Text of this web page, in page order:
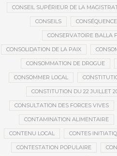
CONSEIL SUPÉRIEUR DE LA
CONSEILS
CONSERVATOIRE BALLA
CONSOLIDATION DE LA PAIX
CONSOMMATION DE DROGUE
CONSOMMER LOCAL
CONSTITUTION DU 22 JUILLET
CONSULTATION DES FORCES VIVES
CONTAMINATION ALIMENTAIRE
CONTENU LOCAL CONTES
CONTESTATION POPULAIRE